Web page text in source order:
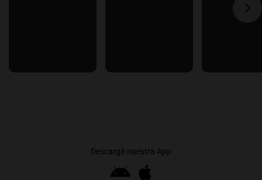
Descargá nuestra App